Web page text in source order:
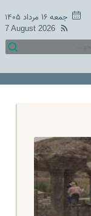
جمعه ۱۶ مرداد ۱۴۰۵
7 August 2026